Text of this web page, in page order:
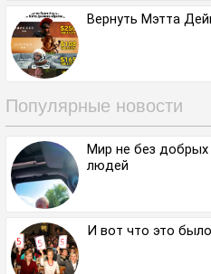
лет
Вернуть Мэтта
Популярные новости
Мир не без добрых
людей
И вот что это